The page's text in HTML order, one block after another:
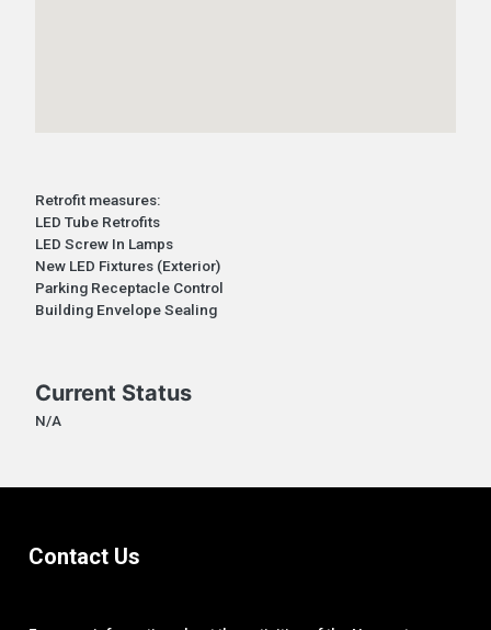
Retrofit measures:
LED Tube Retrofits
LED Screw In Lamps
New LED Fixtures (Exterior)
Parking Receptacle Control
Building Envelope Sealing
Current Status
N/A
Contact Us